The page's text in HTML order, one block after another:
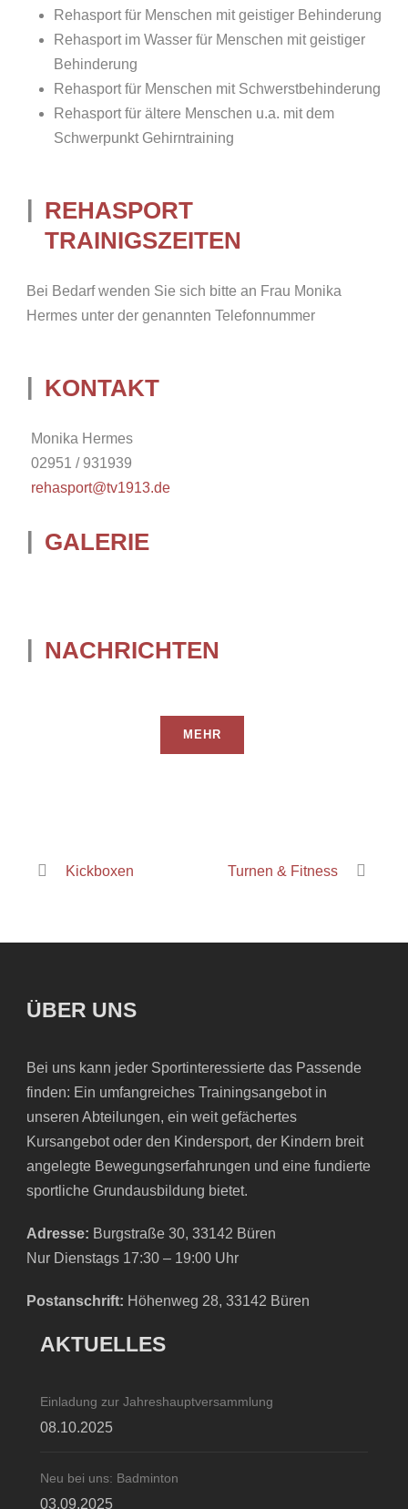
Rehasport für Menschen mit geistiger Behinderung
Rehasport im Wasser für Menschen mit geistiger
Behinderung
Rehasport für Menschen mit Schwerstbehinderung
Rehasport für ältere Menschen u.a. mit dem
Schwerpunkt Gehirntraining
REHASPORT
TRAINIGSZEITEN
Bei Bedarf wenden Sie sich bitte an Frau Monika
Hermes unter der genannten Telefonnummer
KONTAKT
Monika Hermes
02951 / 931939
rehasport@tv1913.de
GALERIE
NACHRICHTEN
MEHR
Kickboxen Turnen & Fitness
ÜBER UNS
Bei uns kann jeder Sportinteressierte das Passende
finden: Ein umfangreiches Trainingsangebot in
unseren Abteilungen, ein weit gefächertes
Kursangebot oder den Kindersport, der Kindern breit
angelegte Bewegungserfahrungen und eine fundierte
sportliche Grundausbildung bietet.
Adresse: Burgstraße 30, 33142 Büren
Nur Dienstags 17:30 – 19:00 Uhr
Postanschrift: Höhenweg 28, 33142 Büren
AKTUELLES
Einladung zur Jahreshauptversammlung
08.10.2025
Neu bei uns: Badminton
03.09.2025